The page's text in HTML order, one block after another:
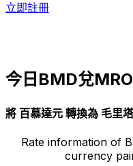
立即註冊
今日BMD兌
將 百慕達元 轉換為 毛里
Rate information of
currency